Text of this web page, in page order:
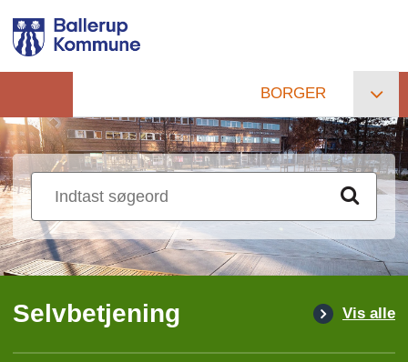
hovedindhold
Primær
navigation
BORGER
Selvbetjening Vis alle